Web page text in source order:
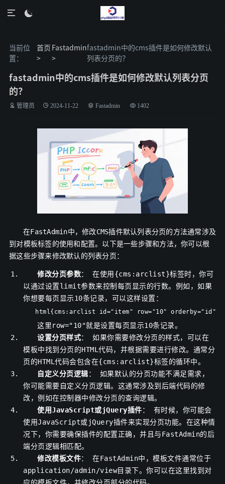

当前位
置：
首页
>
Fastadmin
>
fastadmin中的cms插件是如何修改默认
列表分页的？
fastadmin中的cms插件是如何修改默认列表分页
的？
管理员 2024-11-22 Fastadmin 1402
在FastAdmin中，修改CMS插件默认列表分页的方法通常涉及
到对模板标签的使用和配置。以下是一些步骤和方法，你可以根
据这些步骤来修改默认的列表分页：
修改分页参数： 在使用 {cms:arclist}标签时，你可
以通过设置limit参数来控制每页显示的行数。例如，如果
你想要每页显示10条记录，可以这样设置：
html{cms:arclist id="item" row="10" orderby="id"
这里row="10"就是设置每页显示10条记录。
设置分页样式： 如果你需要修改分页的样式，可以在
模板中找到分页的HTML代码，并根据需要进行修改。通常分
页的HTML代码会包含在{cms:arclist}标签的循环中。
自定义分页逻辑： 如果默认的分页功能不满足需求，
你可能需要自定义分页逻辑。这通常涉及到后端代码的修
改，例如在控制器中修改分页的查询逻辑。
使用JavaScript或jQuery插件： 有时候，你可能会
使用JavaScript或jQuery插件来实现分页功能。在这种情
况下，你需要确保插件的配置正确，并且与FastAdmin的后
端分页逻辑相匹配。
修改模板文件： 在FastAdmin中，模板文件通常位于
application/admin/view目录下。你可以在这里找到对